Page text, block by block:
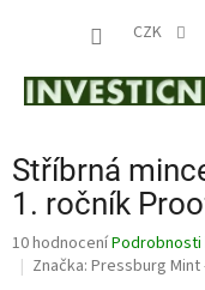
CZK
Stříbrná
1. ročník
Průměrné
hodnocení
10 hodnocení
Značka: Pressburg Mint